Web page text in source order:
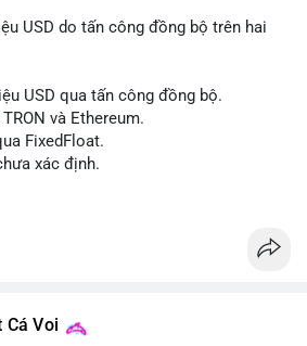
USD do tấn công đồng bộ trên hai
USD qua tấn công đồng bộ.
và Ethereum.
FixedFloat.
xác định.
Cá Voi